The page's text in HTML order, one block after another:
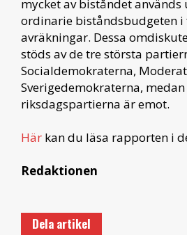
mycket av biståndet
ordinarie biståndsbudgeten i
avräkningar. Dessa
stöds av de tre största
Socialdemokraterna,
Sverigedemokraterna,
riksdagspartierna är emot.
Här kan du läsa rapporten i
Redaktionen
Dela artikel